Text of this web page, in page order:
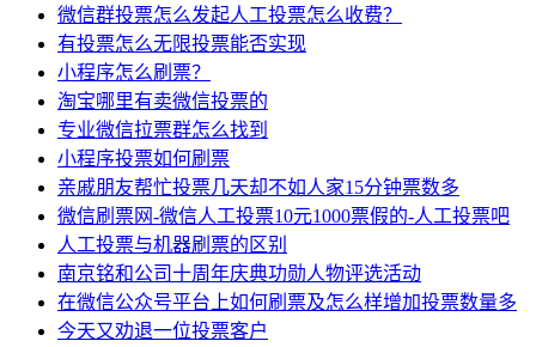
微信群投票怎么发起人工投票怎么收费？
有投票怎么无限投票能否实现
小程序怎么刷票？
淘宝哪里有卖微信投票的
专业微信拉票群怎么找到
小程序投票如何刷票
亲戚朋友帮忙投票几天却不如人家15分钟票数多
微信刷票网-微信人工投票10元1000票假的-人工投票吧
人工投票与机器刷票的区别
南京铭和公司十周年庆典功勋人物评选活动
在微信公众号平台上如何刷票及怎么样增加投票数量多
今天又劝退一位投票客户